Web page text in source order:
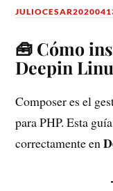
🧰 Cómo
Deepin
Composer es el
para PHP. Esta
correctamente en